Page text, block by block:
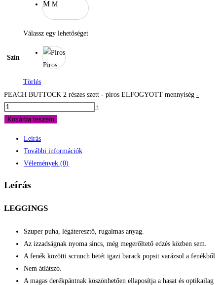
M M
Szín
Válassz egy lehetőséget
Piros
Törlés
PEACH BUTTOCK 2 részes szett - piros ELFOGYOTT mennyiség -
+
Kosárba teszem
Leírás
További információk
Vélemények (0)
Leírás
LEGGINGS
Szuper puha, légáteresztő, rugalmas anyag.
Az izzadságnak nyoma sincs, még megerőltető edzés közben sem.
A fenék közötti scrunch betét igazi barack popsit varázsol a fenékből.
Nem átlátszó.
A magas derékpántnak köszönhetően ellaposítja a hasat és optikailag